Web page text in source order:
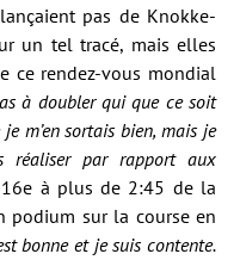
pas de Knokke-
un tel tracé, mais elles
ce rendez-vous mondial
à doubler qui que ce soit
m’en sortais bien, mais je
réaliser par rapport aux
à plus de 2:45 de la
podium sur la course en
bonne et je suis contente.